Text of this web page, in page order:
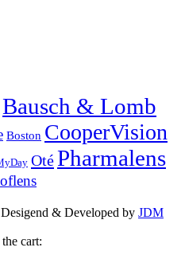
Bausch & Lomb
Boston CooperVision
OtéPharmalens
& Developed by JDM
cart: